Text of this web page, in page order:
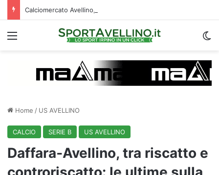
Menu
Home / US AVELLINO
CALCIO SERIE B US AVELLINO
Daffara‑Avellino, tra riscatto e